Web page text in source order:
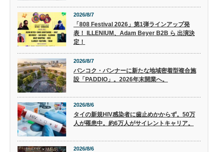
2026/8/7
「808 Festival 2026」第1弾ラインアップ発
表！ ILLENIUM、Adam Beyer B2B ら 出演決
定！
2026/8/7
バンコク・バンナーに新たな地域密着型複合施
設「PADDIO」。2026年末開業へ。
2026/8/6
タイの新規HIV感染者に歯止めかからず。50万
人が罹患中。約6万人がサイレントキャリア。
2026/8/6